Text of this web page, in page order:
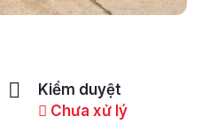
Kiểm duyệt
Chưa xử lý